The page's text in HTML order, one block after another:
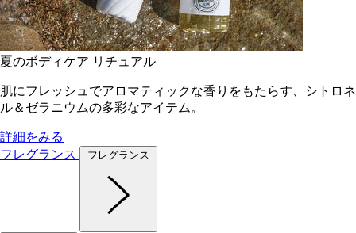
夏のボディケア リチュアル
肌にフレッシュでアロマティックな香りをもたらす、シトロネ
ル＆ゼラニウムの多彩なアイテム。
詳細をみる
フレグランス
フレグランス